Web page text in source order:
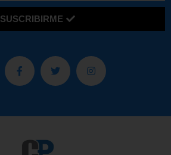
SUSCRIBIRME